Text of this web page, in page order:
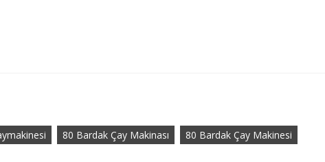
80 Bardak Çay Makinası 80 Bardak Çay Makinesi